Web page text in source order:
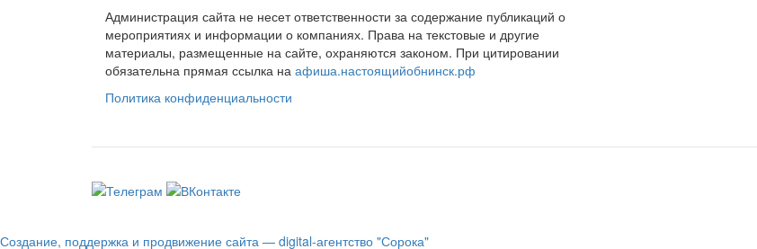
Администрация сайта не несет ответственности за содержание публикаций о
мероприятиях и информации о компаниях. Права на текстовые и другие
материалы, размещенные на сайте, охраняются законом. При цитировании
обязательна прямая ссылка на афиша.настоящийобнинск.рф
Политика конфиденциальности
Создание, поддержка и продвижение сайта — digital-агентство "Сорока"